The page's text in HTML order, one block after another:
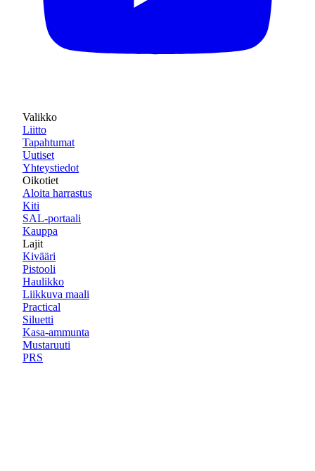
Valikko
Liitto
Tapahtumat
Uutiset
Yhteystiedot
Oikotiet
Aloita harrastus
Kiti
SAL-portaali
Kauppa
Lajit
Kivääri
Pistooli
Haulikko
Liikkuva maali
Practical
Siluetti
Kasa-ammunta
Mustaruuti
PRS